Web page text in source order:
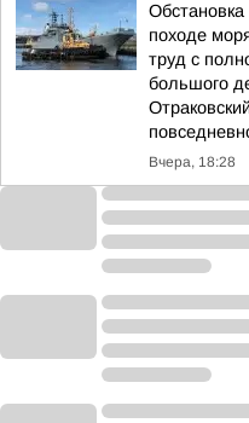
походе
труд с
большого
Вчера, 18:28